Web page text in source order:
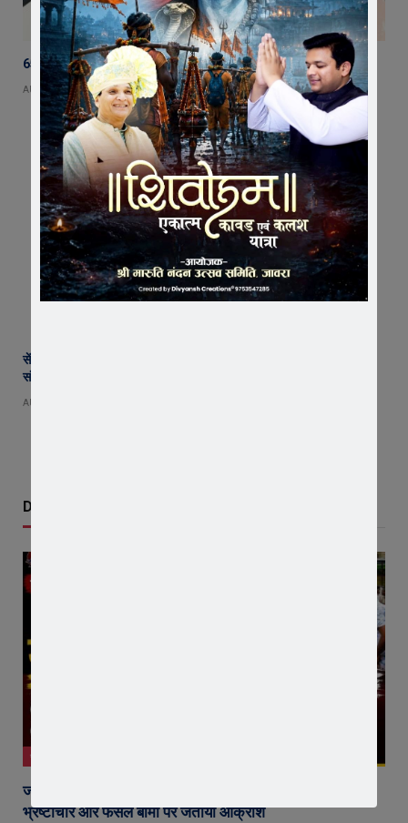
65 हजार रुपए भाड़ा न देने का आरोप, ट्रक चालक ने एसडीएम को सौंपा ज्ञापन
AUGUST 5, 2026
सेंट पॉल्स कॉन्वेंट स्कूल में छात्र परिषद का शपथ ग्रहण समारोह गरिमामय माहौल में
संपन्न
AUGUST 5, 2026
Don't Miss
जावरा
जावरा में किसानों और कांग्रेस का जंगी प्रदर्शन, राजस्व विभाग में
भ्रष्टाचार और फसल बीमा पर जताया आक्रोश